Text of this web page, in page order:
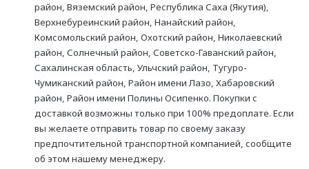
район, Вяземский район, Республика Саха (Якутия),
Верхнебуреинский район, Нанайский район,
Комсомольский район, Охотский район, Николаевский
район, Солнечный район, Советско-Гаванский район,
Сахалинская область, Ульчский район, Тугуро-
Чумиканский район, Район имени Лазо, Хабаровский
район, Район имени Полины Осипенко. Покупки с
доставкой возможны только при 100% предоплате. Если
вы желаете отправить товар по своему заказу
предпочтительной транспортной компанией, сообщите
об этом нашему менеджеру.